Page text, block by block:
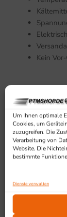
Um Ihnen optimale
Cookies, um
zuzugreifen. Die
Verarbeitung von
Website. Die
bestimmte
Dienste verwalten
Kein
Tür mit
An 2